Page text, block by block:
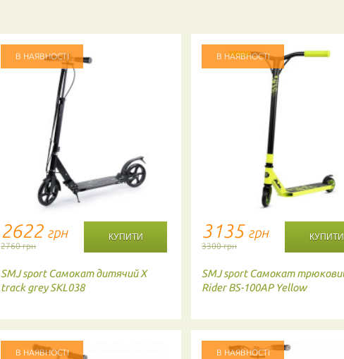
В НАЯВНОСТІ
2622 грн
2760 грн
SMJ sport Самокат дитячий X
track grey SKL038
В НАЯВНОСТІ
В НАЯВНОСТІ
3135 грн
3300 грн
SMJ sport Самокат
Rider BS-100AP Yellow
В НАЯВНОСТІ